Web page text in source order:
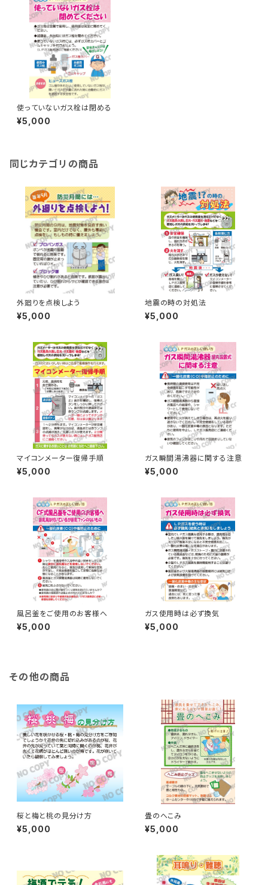
使っていないガス栓は閉める
¥5,000
同じカテゴリの商品
外廻りを点検しよう
¥5,000
地震の時の対処法
¥5,000
マイコンメーター復帰手順
¥5,000
ガス瞬間湯沸器に関する注意
¥5,000
風呂釜をご使用のお客様へ
¥5,000
ガス使用時は必ず換気
¥5,000
その他の商品
桜と梅と桃の見分け方
¥5,000
畳のへこみ
¥5,000